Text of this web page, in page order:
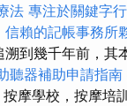
法 專注於關鍵字
信賴的記帳事務所
到幾千年前，其
聽器補助申請指南
按摩學校，按摩培